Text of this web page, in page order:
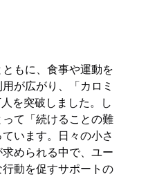
もに、食事や運動を
が広がり、「カロミ
を突破しました。し
て「続けることの難
います。日々の小さ
められる中で、ユー
動を促すサポートの